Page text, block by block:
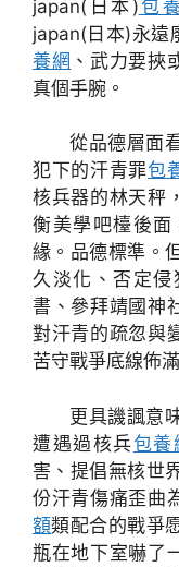
japan(日本)包
japan(日本)永遠
養網 、武力要挾
真個手腕。
從品德層面
犯下的汗青罪包
核兵器的林天秤
衡美學吧檯後
緣。品德標準。
久淡化、否定
書、參拜靖國神
對汗青的疏忽與
苦守戰爭底線佈
更具譏諷意
遭遇過核兵包養
害、提倡無核世
份汗青傷痛歪曲
額類配合的戰爭
瓶在地下室嚇了